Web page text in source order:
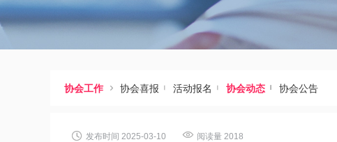
协会工作  协会喜报  活动报名  协会动态  协会公告
 发布时间 2025-03-10  阅读量 2018